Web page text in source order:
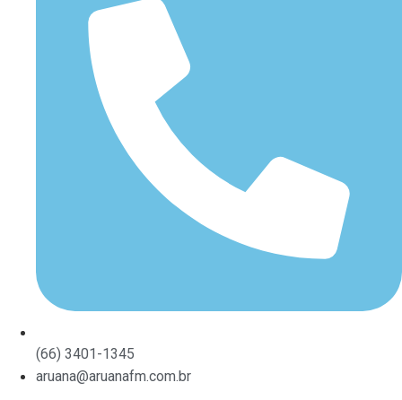
(66) 3401-1345
aruana@aruanafm.com.br